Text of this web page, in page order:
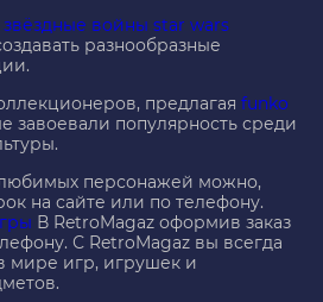
звёздные войны star wars
разнообразные
предлагая funko
завоевали популярность среди
персонажей можно,
на сайте или по телефону.
В RetroMagaz оформив заказ
С RetroMagaz вы всегда
мире игр, игрушек и